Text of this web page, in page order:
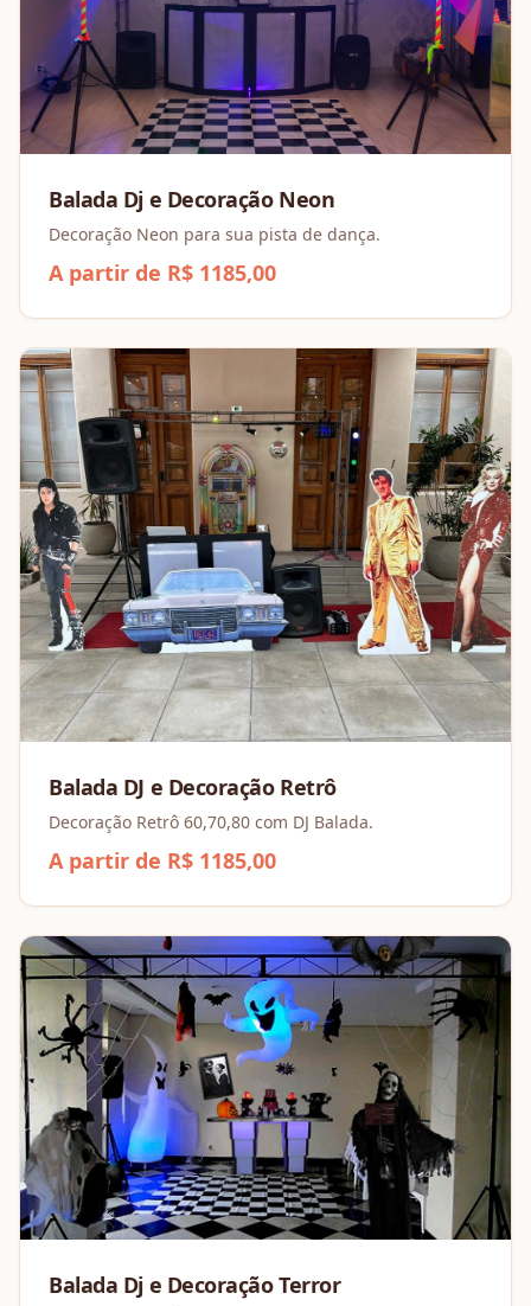
Balada Dj e Decoração Neon
Decoração Neon para sua pista de dança.
A partir de R$ 1185,00
Balada DJ e Decoração Retrô
Decoração Retrô 60,70,80 com DJ Balada.
A partir de R$ 1185,00
Balada Dj e Decoração Terror